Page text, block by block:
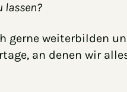
lassen?
weiterbilden
an denen wir